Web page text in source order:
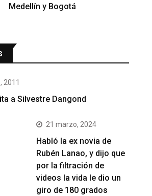
Medellín y Bogotá
2011
a Silvestre Dangond
21 marzo, 2024
Habló la ex novia de
Rubén Lanao, y dijo que
por la filtración de
videos la vida le dio un
giro de 180 grados